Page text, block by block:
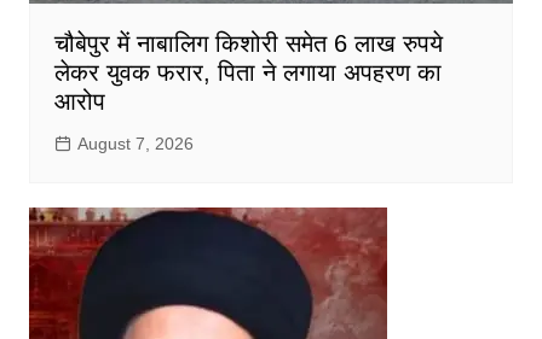
चौबेपुर में नाबालिग किशोरी समेत 6 लाख रुपये
लेकर युवक फरार, पिता ने लगाया अपहरण का
आरोप
August 7, 2026